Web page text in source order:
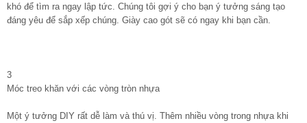
khó để tìm ra ngay lập tức. Chúng tôi gợi ý cho bạn ý tưởng sáng tạo
đáng yêu để sắp xếp chúng. Giày cao gót sẽ có ngay khi bạn cần.
3
Móc treo khăn với các vòng tròn nhựa
Một ý tưởng DIY rất dễ làm và thú vị. Thêm nhiều vòng trong nhựa khi